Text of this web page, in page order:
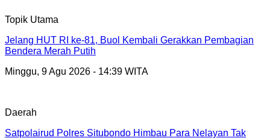
Topik Utama
Jelang HUT RI ke-81, Buol Kembali Gerakkan Pembagian
Bendera Merah Putih
Minggu, 9 Agu 2026 - 14:39 WITA
Daerah
Satpolairud Polres Situbondo Himbau Para Nelayan Tak